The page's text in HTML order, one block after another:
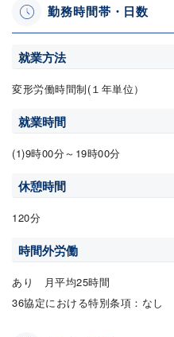
勤務時間帯・日数
就業方法
変形労働時間制(１年単位）
就業時間
(1)9時00分～19時00分
休憩時間
120分
時間外労働
あり 月平均25時間
36協定における特別条項：なし